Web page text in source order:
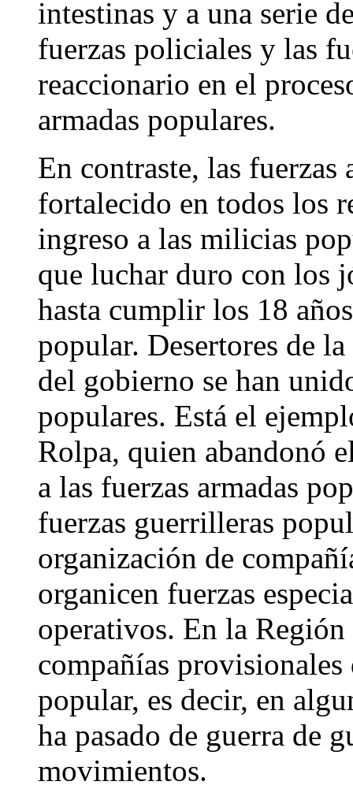
intestinas y a una serie
fuerzas policiales y las
reaccionario en el
armadas populares.
En contraste, las fuerzas
fortalecido en todos los
ingreso a las milicias
que luchar duro con los
hasta cumplir los 18
popular. Desertores de
del gobierno se han
populares. Está el
Rolpa, quien abandonó
a las fuerzas armadas
fuerzas guerrilleras
organización de
organicen fuerzas
operativos. En la
compañías
popular, es decir, en
ha pasado de guerra de
movimientos.